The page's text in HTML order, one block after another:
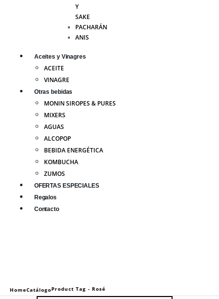
Y
SAKE
PACHARÁN
ANIS
Aceites y Vinagres
ACEITE
VINAGRE
Otras bebidas
MONIN SIROPES & PURES
MIXERS
AGUAS
ALCOPOP
BEBIDA ENERGÉTICA
KOMBUCHA
ZUMOS
OFERTAS ESPECIALES
Regalos
Contacto
HomeCatálogoProduct Tag - Rosé